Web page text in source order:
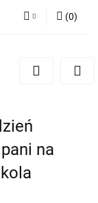
się
(0)
na